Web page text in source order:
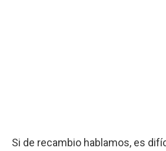
Si de recambio hablamos, es